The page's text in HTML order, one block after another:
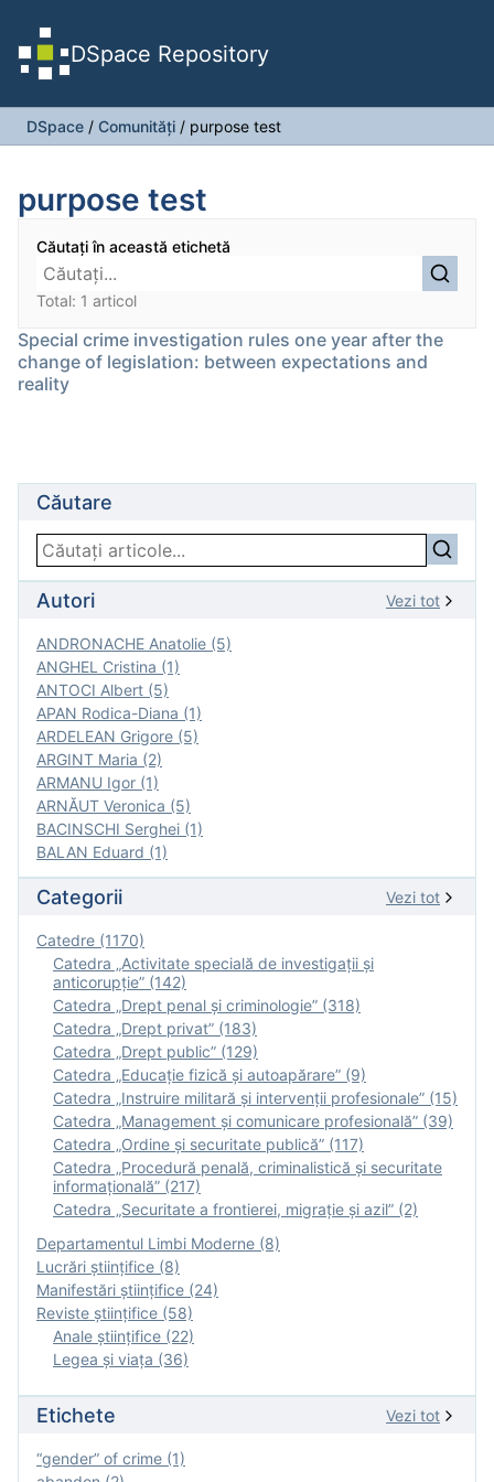
DSpace Repository
DSpace / Comunități / purpose test
purpose test
Căutați în această etichetă
Total: 1 articol
Special crime investigation rules one year after the
change of legislation: between expectations and
reality
Căutare
Autori Vezi tot
ANDRONACHE Anatolie (5)
ANGHEL Cristina (1)
ANTOCI Albert (5)
APAN Rodica-Diana (1)
ARDELEAN Grigore (5)
ARGINT Maria (2)
ARMANU Igor (1)
ARNĂUT Veronica (5)
BACINSCHI Serghei (1)
BALAN Eduard (1)
Categorii Vezi tot
Catedre (1170)
Catedra „Activitate specială de investigaţii şi
anticorupție” (142)
Catedra „Drept penal și criminologie” (318)
Catedra „Drept privat” (183)
Catedra „Drept public” (129)
Catedra „Educație fizică şi autoapărare” (9)
Catedra „Instruire militară şi intervenţii profesionale” (15)
Catedra „Management și comunicare profesională” (39)
Catedra „Ordine și securitate publică” (117)
Catedra „Procedură penală, criminalistică și securitate
informațională” (217)
Catedra „Securitate a frontierei, migrație și azil” (2)
Departamentul Limbi Moderne (8)
Lucrări științifice (8)
Manifestări ştiinţifice (24)
Reviste ştiinţifice (58)
Anale ştiinţifice (22)
Legea şi viaţa (36)
Etichete Vezi tot
“gender” of crime (1)